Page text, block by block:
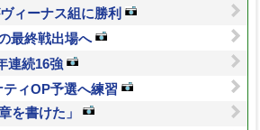
ィーナス組に勝利
最終戦出場へ
連続16強
ィOP予選へ練習
を書けた」